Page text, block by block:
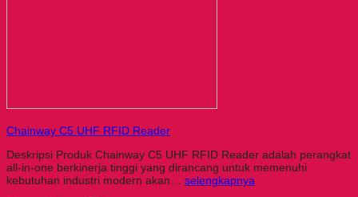
Chainway C5 UHF RFID Reader
Deskripsi Produk Chainway C5 UHF RFID Reader adalah perangkat
all-in-one berkinerja tinggi yang dirancang untuk memenuhi
kebutuhan industri modern akan… selengkapnya